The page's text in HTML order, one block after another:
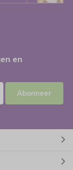
en
Abonneer